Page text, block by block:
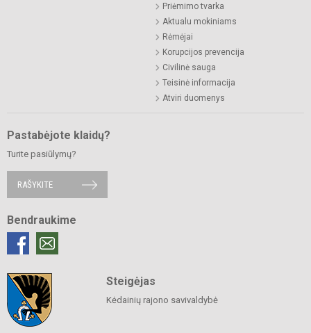
Priėmimo tvarka
Aktualu mokiniams
Rėmėjai
Korupcijos prevencija
Civilinė sauga
Teisinė informacija
Atviri duomenys
Pastabėjote klaidų?
Turite pasiūlymų?
RAŠYKITE
Bendraukime
Steigėjas
Kėdainių rajono savivaldybė